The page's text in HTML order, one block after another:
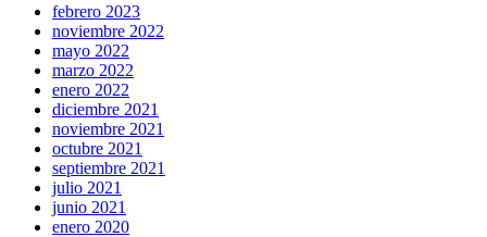
febrero 2023
noviembre 2022
mayo 2022
marzo 2022
enero 2022
diciembre 2021
noviembre 2021
octubre 2021
septiembre 2021
julio 2021
junio 2021
enero 2020